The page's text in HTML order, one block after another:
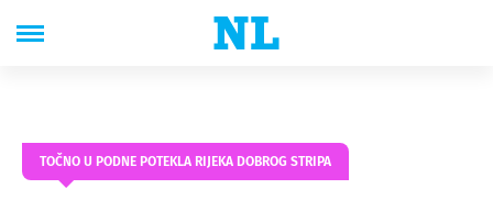
TOČNO U PODNE POTEKLA RIJEKA DOBROG STRIPA